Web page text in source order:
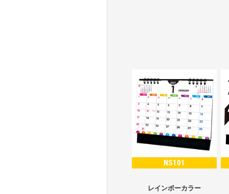
NS101
レインボーカラー